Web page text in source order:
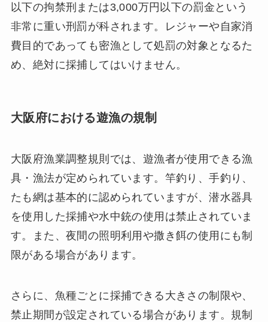
以下の拘禁刑または3,000万円以下の罰金という
非常に重い刑罰が科されます。レジャーや自家消
費目的であっても密漁として処罰の対象となるた
め、絶対に採捕してはいけません。
大阪府における遊漁の規制
大阪府漁業調整規則では、遊漁者が使用できる漁
具・漁法が定められています。竿釣り、手釣り、
たも網は基本的に認められていますが、潜水器具
を使用した採捕や水中銃の使用は禁止されていま
す。また、夜間の照明利用や撒き餌の使用にも制
限がある場合があります。
さらに、魚種ごとに採捕できる大きさの制限や、
禁止期間が設定されている場合があります。規制